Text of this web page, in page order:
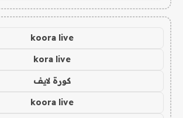
koora live
kora live
كورة لايف
koora live